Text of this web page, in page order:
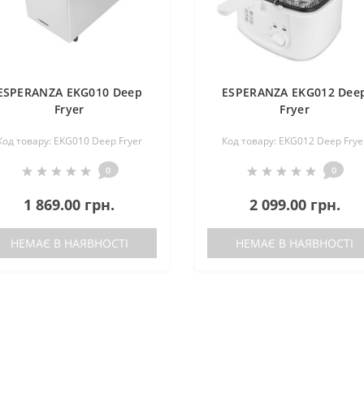
EKG010 Deep
Fryer
товару: EKG010 Deep Fryer
0
1 869.00 грн.
НЕМАЄ В НАЯВНОСТІ
ESPERANZA EKG012
Fryer
Код товару: EKG012 Deep
0
2 099.00 грн.
НЕМАЄ В НАЯВНОСТІ